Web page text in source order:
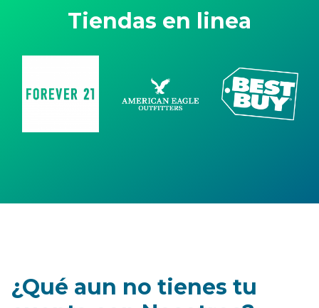
Tiendas en linea
¿Qué aun no tienes tu